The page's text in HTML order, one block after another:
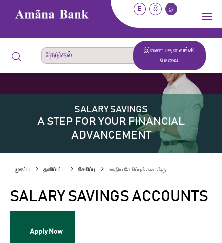
E සි த
இணையதள வங்கி
சேவை
SALARY SAVINGS
A STEP FOR YOUR FINANCIAL
ADVANCEMENT
முகப்பு தனிப்பட்ட சேமிப்பு ஊதிய சேமிப்புக் கணக்கு
SALARY SAVINGS ACCOUNTS
Apply Now